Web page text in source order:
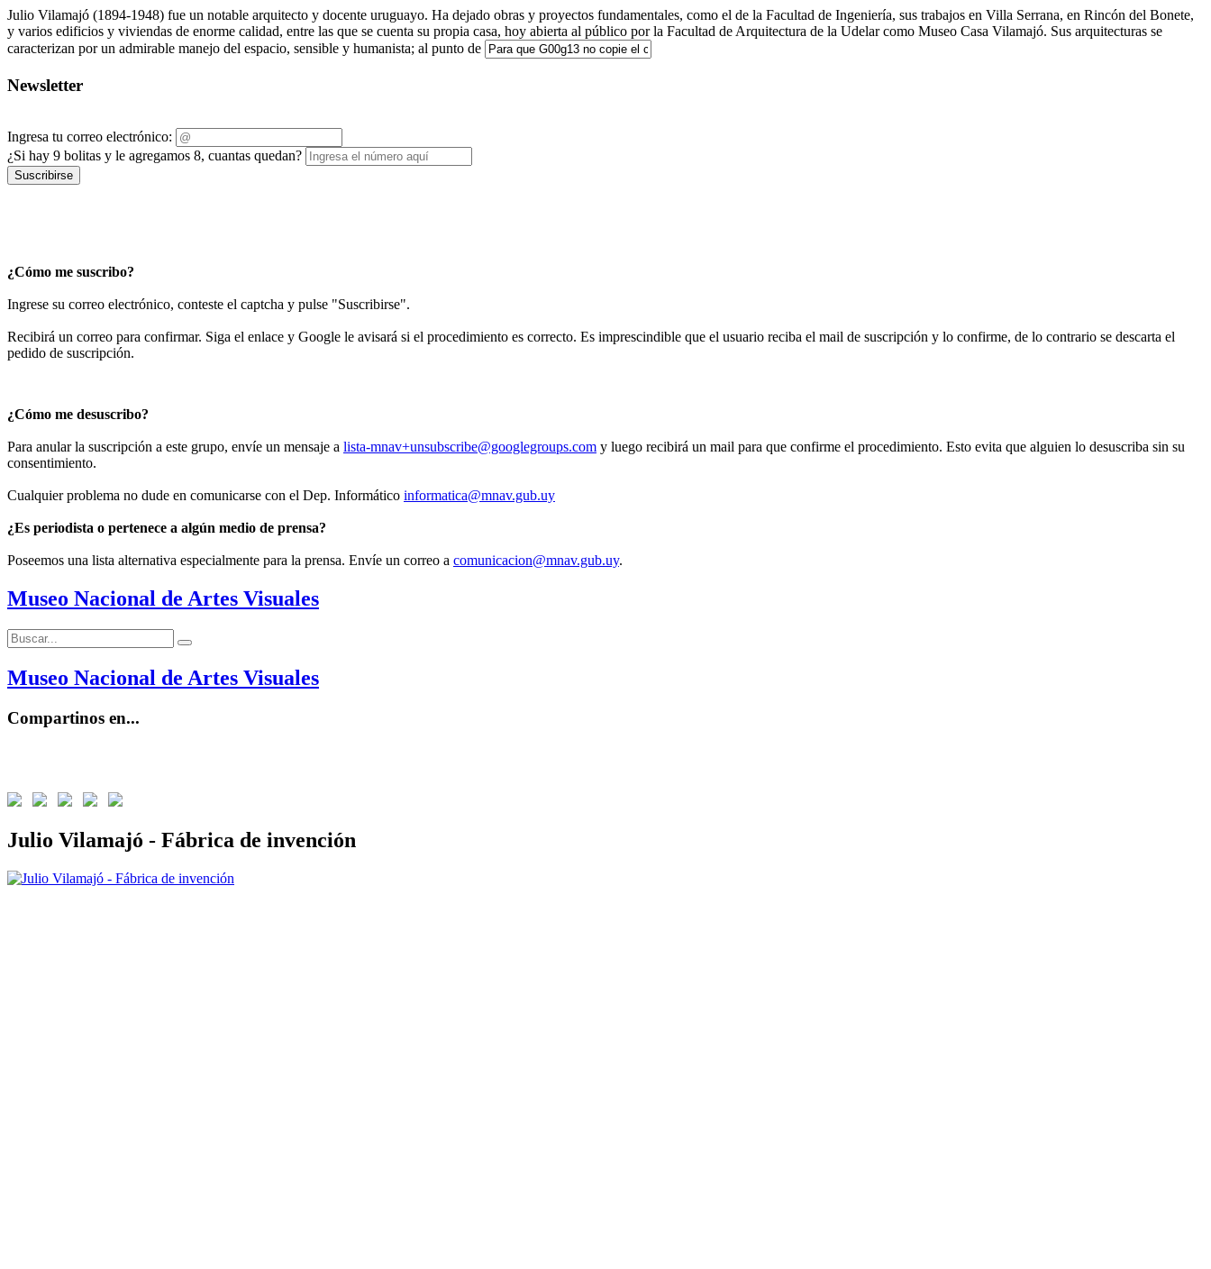
Julio Vilamajó (1894-1948) fue un notable arquitecto y docente uruguayo. Ha dejado obras y proyectos fundamentales, como el de la Facultad de Ingeniería, sus trabajos en Villa Serrana, en Rincón del Bonete,
y varios edificios y viviendas de enorme calidad, entre las que se cuenta su propia casa, hoy abierta al público por la Facultad de Arquitectura de la Udelar como Museo Casa Vilamajó. Sus arquitecturas se
caracterizan por un admirable manejo del espacio, sensible y humanista; al punto de
Newsletter
Ingresa tu correo electrónico:
¿Si hay 9 bolitas y le agregamos 8, cuantas quedan?
Suscribirse
¿Cómo me suscribo?
Ingrese su correo electrónico, conteste el captcha y pulse "Suscribirse".
Recibirá un correo para confirmar. Siga el enlace y Google le avisará si el procedimiento es correcto. Es imprescindible que el usuario reciba el mail de suscripción y lo confirme, de lo contrario se descarta el
pedido de suscripción.
¿Cómo me desuscribo?
Para anular la suscripción a este grupo, envíe un mensaje a lista-mnav+unsubscribe@googlegroups.com y luego recibirá un mail para que confirme el procedimiento. Esto evita que alguien lo desuscriba sin su
consentimiento.
Cualquier problema no dude en comunicarse con el Dep. Informático informatica@mnav.gub.uy
¿Es periodista o pertenece a algún medio de prensa?
Poseemos una lista alternativa especialmente para la prensa. Envíe un correo a comunicacion@mnav.gub.uy.
Museo Nacional de Artes Visuales
Buscar:
Buscar
Museo Nacional de Artes Visuales
Compartinos en...
Julio Vilamajó - Fábrica de invención